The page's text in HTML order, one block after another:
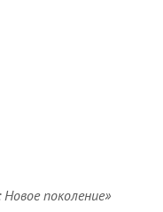
поколение»